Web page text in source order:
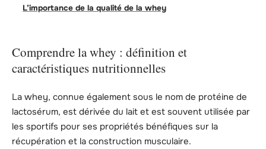
L’importance de la qualité de la whey
Comprendre la whey : définition et
caractéristiques nutritionnelles
La whey, connue également sous le nom de protéine de
lactosérum, est dérivée du lait et est souvent utilisée par
les sportifs pour ses propriétés bénéfiques sur la
récupération et la construction musculaire.